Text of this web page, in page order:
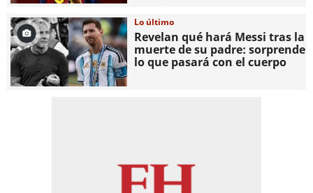
Lo último
Revelan qué hará Messi tras la
muerte de su padre: sorprende
lo que pasará con el cuerpo